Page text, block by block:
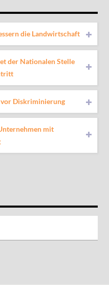
die Landwirtschaft
der Nationalen Stelle
vor Diskriminierung
mit